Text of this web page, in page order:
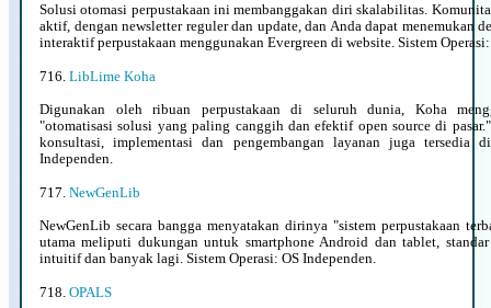
Solusi otomasi perpustakaan ini membanggakan diri skalabilitas.
aktif, dengan newsletter reguler dan update, dan Anda dapat menemukan
interaktif perpustakaan menggunakan Evergreen di website. Sistem
716. LibLime Koha
Digunakan oleh ribuan perpustakaan di seluruh dunia, Koha
"otomatisasi solusi yang paling canggih dan efektif open source di
konsultasi, implementasi dan pengembangan layanan juga tersedia
Independen.
717. NewGenLib
NewGenLib secara bangga menyatakan dirinya "sistem perpustakaan
utama meliputi dukungan untuk smartphone Android dan tablet,
intuitif dan banyak lagi. Sistem Operasi: OS Independen.
718. OPALS